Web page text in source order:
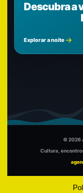
Descubra a
Explorar a noite
© 2026
Cultura,